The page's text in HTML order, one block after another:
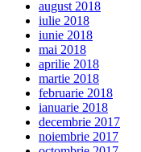
august 2018
iulie 2018
iunie 2018
mai 2018
aprilie 2018
martie 2018
februarie 2018
ianuarie 2018
decembrie 2017
noiembrie 2017